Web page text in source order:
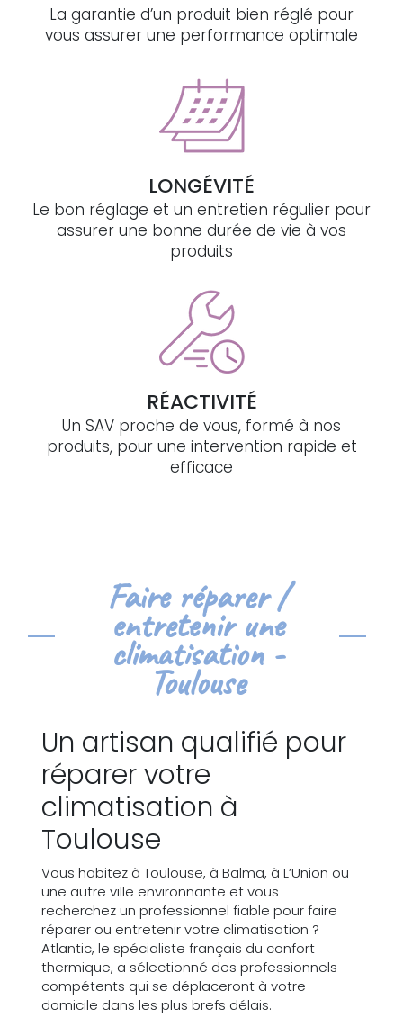
La garantie d’un produit bien réglé pour
vous assurer une performance optimale
LONGÉVITÉ
Le bon réglage et un entretien régulier pour
assurer une bonne durée de vie à vos
produits
RÉACTIVITÉ
Un SAV proche de vous, formé à nos
produits, pour une intervention rapide et
efficace
Faire réparer /
entretenir une
climatisation -
Toulouse
Un artisan qualifié pour
réparer votre
climatisation à
Toulouse
Vous habitez à Toulouse, à Balma, à L’Union ou
une autre ville environnante et vous
recherchez un professionnel fiable pour faire
réparer ou entretenir votre climatisation ?
Atlantic, le spécialiste français du confort
thermique, a sélectionné des professionnels
compétents qui se déplaceront à votre
domicile dans les plus brefs délais.